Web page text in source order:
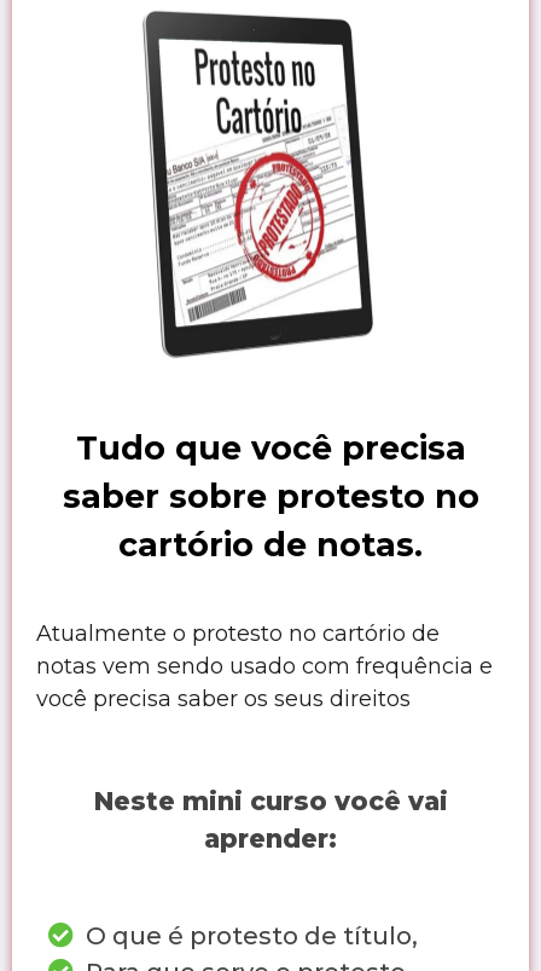
Tudo que você precisa
saber sobre protesto no
cartório de notas.
Atualmente o protesto no cartório de
notas vem sendo usado com frequência e
você precisa saber os seus direitos
Neste mini curso você vai
aprender:
O que é protesto de título,